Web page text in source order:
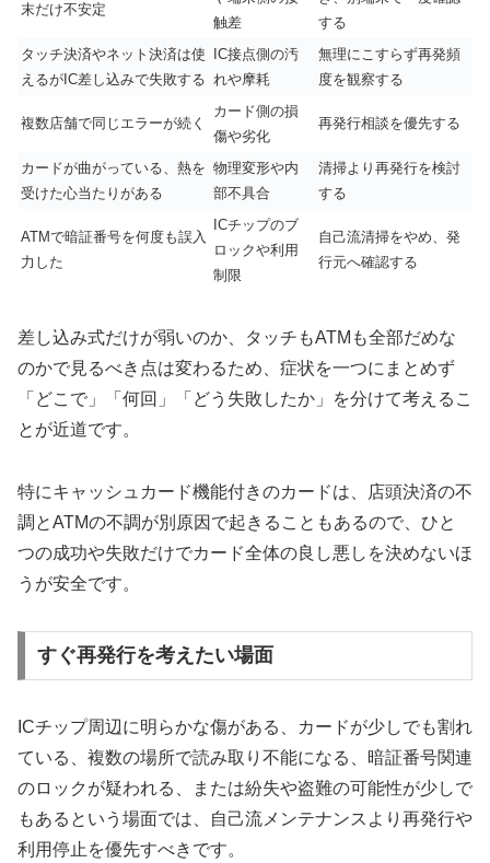
末だけ不安定
触差
する
タッチ決済やネット決済は使
えるがIC差し込みで失敗する
IC接点側の汚
れや摩耗
無理にこすらず再発頻
度を観察する
複数店舗で同じエラーが続く
カード側の損
傷や劣化
再発行相談を優先する
カードが曲がっている、熱を
受けた心当たりがある
物理変形や内
部不具合
清掃より再発行を検討
する
ATMで暗証番号を何度も誤入
力した
ICチップのブ
ロックや利用
制限
自己流清掃をやめ、発
行元へ確認する
差し込み式だけが弱いのか、タッチもATMも全部だめな
のかで見るべき点は変わるため、症状を一つにまとめず
「どこで」「何回」「どう失敗したか」を分けて考えるこ
とが近道です。
特にキャッシュカード機能付きのカードは、店頭決済の不
調とATMの不調が別原因で起きることもあるので、ひと
つの成功や失敗だけでカード全体の良し悪しを決めないほ
うが安全です。
すぐ再発行を考えたい場面
ICチップ周辺に明らかな傷がある、カードが少しでも割れ
ている、複数の場所で読み取り不能になる、暗証番号関連
のロックが疑われる、または紛失や盗難の可能性が少しで
もあるという場面では、自己流メンテナンスより再発行や
利用停止を優先すべきです。